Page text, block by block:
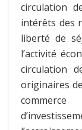
circulation
intérêts des
liberté de
l’activité
circulation
originaires